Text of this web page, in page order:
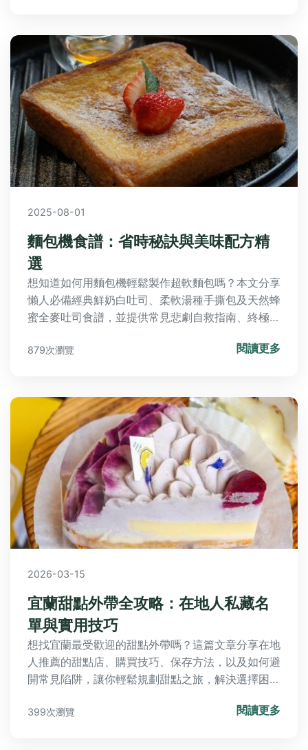
2025-08-01
麵包機食譜：省時秘訣與美味配方精
選
想知道如何用麵包機輕鬆製作超軟麵包嗎？本文分享
懶人必備經典鮮奶白吐司、柔軟湯種手撕包及天然蜂
蜜全麥吐司食譜，並提供常見悲劇自救指南、終極省
訣與美味。
879次瀏覽 閱讀更多
2026-03-15
宜蘭甜點外帶全攻略：在地人私藏名
單與實用技巧
想找宜蘭最受歡迎的甜點外帶嗎？這篇文章分享在地
人推薦的甜點店、購買技巧、保存方法，以及如何避
開常見陷阱，讓你輕鬆規劃甜點之旅，解決選擇困難
399次瀏覽 閱讀更多